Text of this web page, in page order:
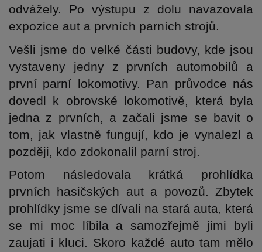
odvážely. Po výstupu z dolu navazovala
expozice aut a prvních parních strojů.
Vešli jsme do velké části budovy, kde jsou
vystaveny jedny z prvních automobilů a
první parní lokomotivy. Pan průvodce nás
dovedl k obrovské lokomotivě, která byla
jedna z prvních, a začali jsme se bavit o
tom, jak vlastně fungují, kdo je vynalezl a
později, kdo zdokonalil parní stroj.
Potom následovala krátká prohlídka
prvních hasičských aut a povozů. Zbytek
prohlídky jsme se dívali na stará auta, která
se mi moc líbila a samozřejmě jimi byli
zaujati i kluci. Skoro každé auto tam mělo